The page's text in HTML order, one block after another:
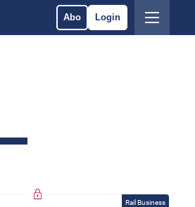
Abo Login
Rail Business